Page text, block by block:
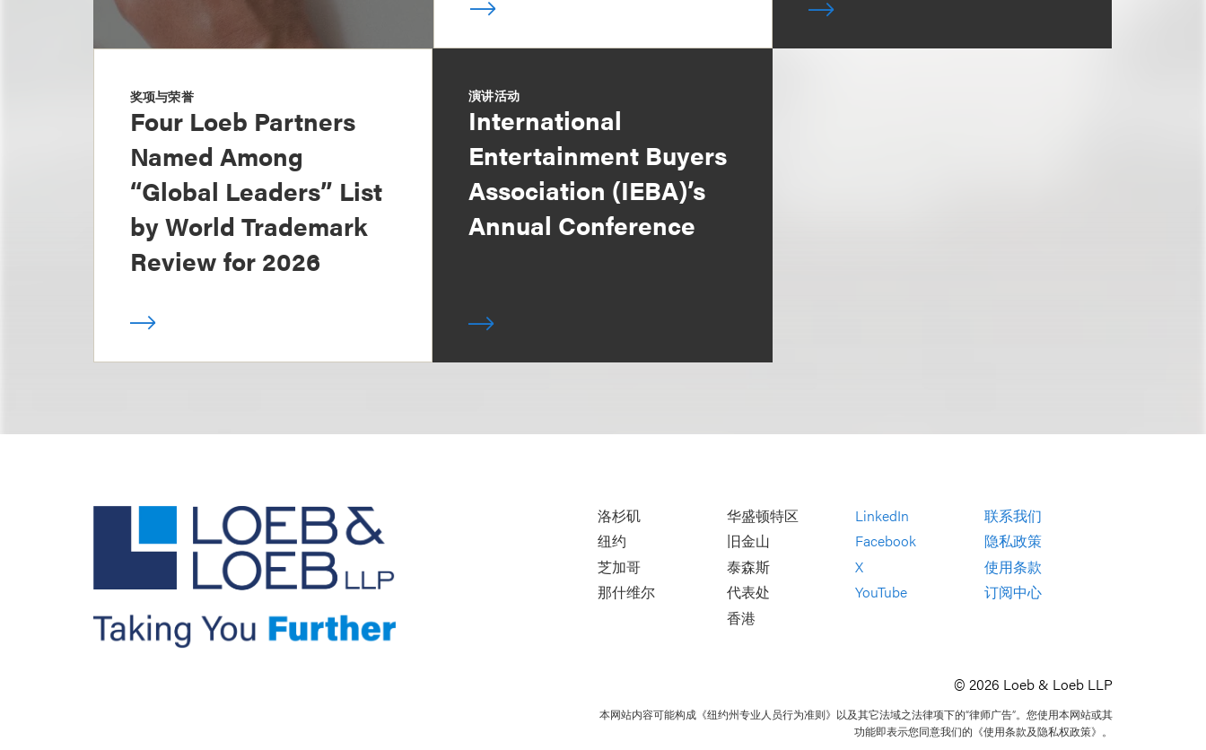
奖项与荣誉
Four Loeb Partners
Named Among
“Global Leaders” List
by World Trademark
Review for 2026
演讲活动
International
Entertainment Buyers
Association (IEBA)’s
Annual Conference
洛杉矶
纽约
芝加哥
那什维尔
华盛顿特区
旧金山
泰森斯
代表处
香港
LinkedIn
Facebook
X
YouTube
联系我们
隐私政策
使用条款
订阅中心
© 2026 Loeb & Loeb LLP
本网站内容可能构成《纽约州专业人员行为准则》以及其它法域之法律项下的“律师广告”。您使用本网站或其
功能即表示您同意我们的《使用条款及隐私权政策》。